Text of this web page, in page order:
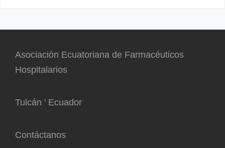
Asociación Ecuatoriana de Farmacéuticos
Hospitalarios
Tulcán ' Ecuador
Contáctanos